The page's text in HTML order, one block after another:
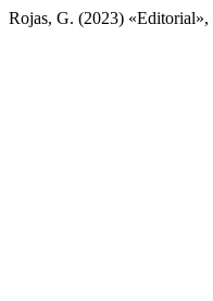
Rojas, G. (2023) «Editorial»,